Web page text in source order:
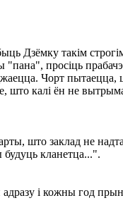
Дзёмку такім
просіць
Чорт пытаецца,
што калі ён не
што заклад не
будуць кланетца...".
і кожны год